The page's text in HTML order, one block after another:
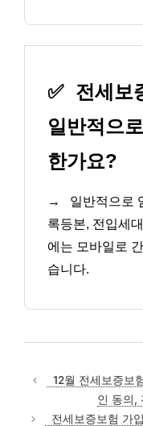
✅ 전세보
일반적으
한가요?
→
일반적으로
록등본, 전입세
에는 모바일로
습니다.
12월 전세보증보
인 동의,
전세보증보험 가